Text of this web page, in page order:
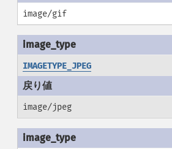
image/gif
IMAGETYPE_JPEG
image/jpeg